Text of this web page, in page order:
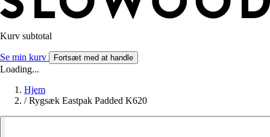
Kurv subtotal
Se min kurv Fortsæt med at handle
Loading...
Hjem
/ Rygsæk Eastpak Padded K620